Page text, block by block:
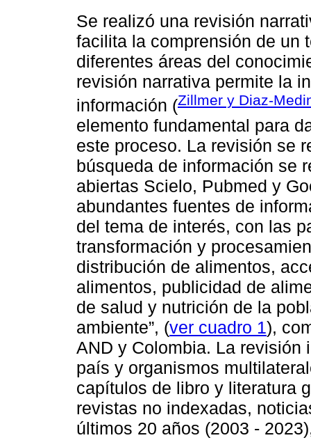
Se realizó una revisión
facilita la comprensión de un
diferentes áreas del
revisión narrativa permite la
información (Zillmer y Diaz-
elemento fundamental para
este proceso. La revisión se
búsqueda de información se
abiertas Scielo, Pubmed y
abundantes fuentes de
del tema de interés, con las
transformación y
distribución de alimentos,
alimentos, publicidad de
de salud y nutrición de la
ambiente”, (ver cuadro 1),
AND y Colombia. La
país y organismos
capítulos de libro y literatura
revistas no indexadas,
últimos 20 años (2003 -